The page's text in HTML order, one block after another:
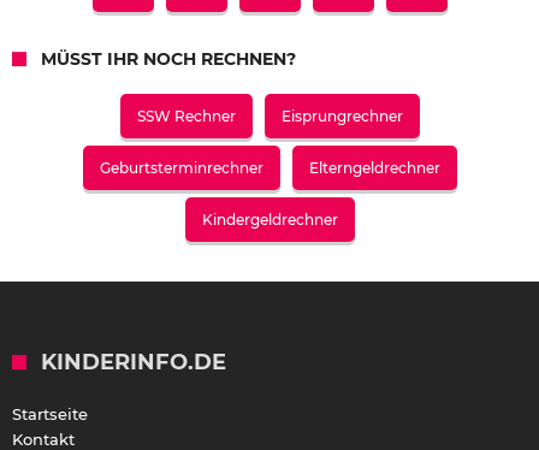
MÜSST IHR NOCH RECHNEN?
SSW Rechner Eisprungrechner
Geburtsterminrechner Elterngeldrechner
Kindergeldrechner
KINDERINFO.DE
Startseite
Kontakt